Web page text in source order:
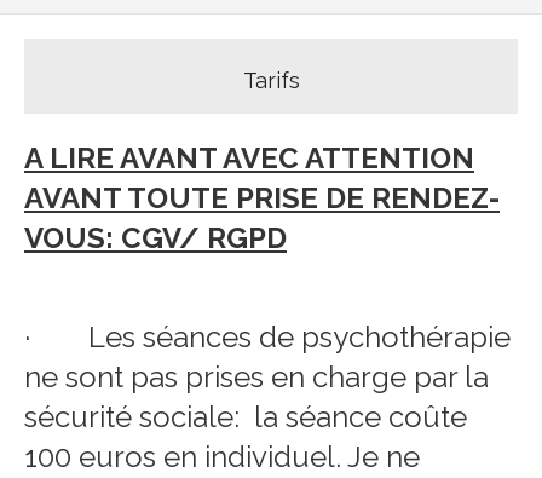
Tarifs
A LIRE AVANT AVEC ATTENTION
AVANT TOUTE PRISE DE RENDEZ-
VOUS: CGV/ RGPD
· Les séances de psychothérapie
ne sont pas prises en charge par la
sécurité sociale: la séance coûte
100 euros en individuel. Je ne